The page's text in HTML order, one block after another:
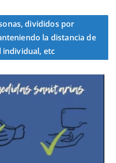
divididos por
la distancia de
individual, etc